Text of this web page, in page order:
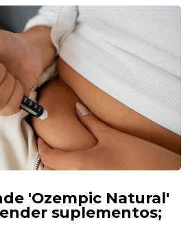
'Ozempic Natural'
suplementos;